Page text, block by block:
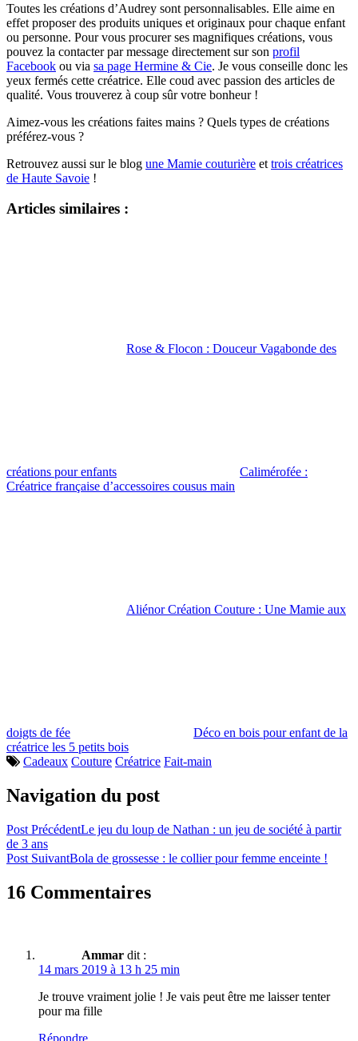
Toutes les créations d’Audrey sont personnalisables. Elle aime en
effet proposer des produits uniques et originaux pour chaque enfant
ou personne. Pour vous procurer ses magnifiques créations, vous
pouvez la contacter par message directement sur son profil
Facebook ou via sa page Hermine & Cie. Je vous conseille donc les
yeux fermés cette créatrice. Elle coud avec passion des articles de
qualité. Vous trouverez à coup sûr votre bonheur !
Aimez-vous les créations faites mains ? Quels types de créations
préférez-vous ?
Retrouvez aussi sur le blog une Mamie couturière et trois créatrices
de Haute Savoie !
Articles similaires :
Rose & Flocon : Douceur Vagabonde des
créations pour enfants
Calimérofée :
Créatrice française d’accessoires cousus main
Aliénor Création Couture : Une Mamie aux
doigts de fée
Déco en bois pour enfant de la
créatrice les 5 petits bois
Cadeaux Couture Créatrice Fait-main
Navigation du post
Post PrécédentLe jeu du loup de Nathan : un jeu de société à partir
de 3 ans
Post SuivantBola de grossesse : le collier pour femme enceinte !
16 Commentaires
Ammar dit :
14 mars 2019 à 13 h 25 min
Je trouve vraiment jolie ! Je vais peut être me laisser tenter
pour ma fille
Répondre